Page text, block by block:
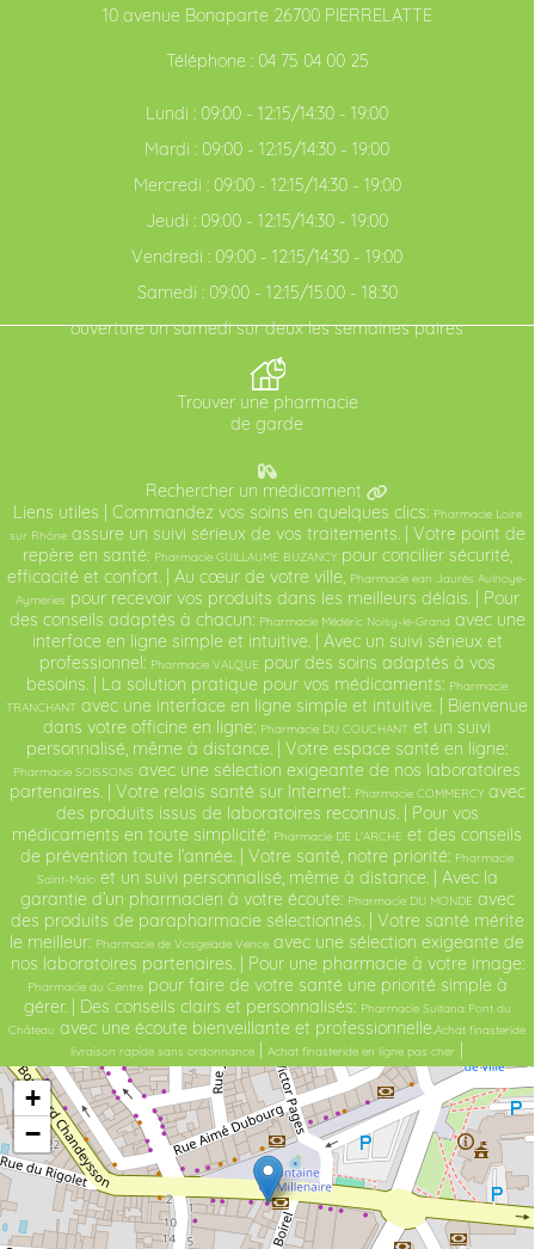
10 avenue Bonaparte 26700 PIERRELATTE
Téléphone : 04 75 04 00 25
Lundi : 09:00 - 12:15/14:30 - 19:00
Mardi : 09:00 - 12:15/14:30 - 19:00
Mercredi : 09:00 - 12:15/14:30 - 19:00
Jeudi : 09:00 - 12:15/14:30 - 19:00
Vendredi : 09:00 - 12:15/14:30 - 19:00
Samedi : 09:00 - 12:15/15:00 - 18:30
ouverture un samedi sur deux les semaines paires
Trouver une pharmacie
de garde
Rechercher un médicament
Liens utiles | Commandez vos soins en quelques clics: Pharmacie Loire
sur Rhôneassure un suivi sérieux de vos traitements. | Votre point de
repère en santé: Pharmacie GUILLAUME BUZANCYpour concilier sécurité,
efficacité et confort. | Au cœur de votre ville, Pharmacie ean Jaurès Aulnoye-
Aymeries pour recevoir vos produits dans les meilleurs délais. | Pour
des conseils adaptés à chacun: Pharmacie Médéric Noisy-le-Grand avec une
interface en ligne simple et intuitive. | Avec un suivi sérieux et
professionnel: Pharmacie VALQUE pour des soins adaptés à vos
besoins. | La solution pratique pour vos médicaments: Pharmacie
TRANCHANT avec une interface en ligne simple et intuitive. | Bienvenue
dans votre officine en ligne: Pharmacie DU COUCHANT et un suivi
personnalisé, même à distance. | Votre espace santé en ligne:
Pharmacie SOISSONS avec une sélection exigeante de nos laboratoires
partenaires. | Votre relais santé sur Internet: Pharmacie COMMERCYavec
des produits issus de laboratoires reconnus. | Pour vos
médicaments en toute simplicité: Pharmacie DE L’ARCHE et des conseils
de prévention toute l’année. | Votre santé, notre priorité: Pharmacie
Saint-Maloet un suivi personnalisé, même à distance. | Avec la
garantie d’un pharmacien à votre écoute: Pharmacie DU MONDE avec
des produits de parapharmacie sélectionnés. | Votre santé mérite
le meilleur: Pharmacie de Vosgelade Vence avec une sélection exigeante de
nos laboratoires partenaires. | Pour une pharmacie à votre image:
Pharmacie du Centrepour faire de votre santé une priorité simple à
gérer. | Des conseils clairs et personnalisés: Pharmacie Sultana Pont du
Château avec une écoute bienveillante et professionnelle.Achat finasteride
livraison rapide sans ordonnance
Achat finasteride en ligne pas cher
+
−